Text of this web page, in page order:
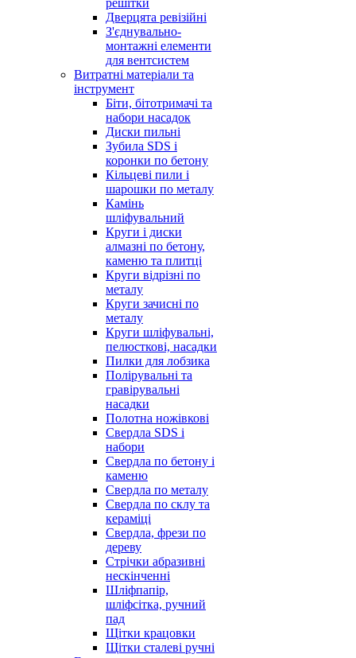
решітки
Дверцята ревізійні
З'єднувально-
монтажні елементи
для вентсистем
Витратні матеріали та
інструмент
Біти, бітотримачі та
набори насадок
Диски пильні
Зубила SDS і
коронки по бетону
Кільцеві пили і
шарошки по металу
Камінь
шліфувальний
Круги і диски
алмазні по бетону,
каменю та плитці
Круги відрізні по
металу
Круги зачисні по
металу
Круги шліфувальні,
пелюсткові, насадки
Пилки для лобзика
Полірувальні та
гравірувальні
насадки
Полотна ножівкові
Свердла SDS і
набори
Свердла по бетону і
каменю
Свердла по металу
Свердла по склу та
кераміці
Свердла, фрези по
дереву
Стрічки абразивні
нескінченні
Шліфпапір,
шліфсітка, ручний
пад
Щітки крацовки
Щітки сталеві ручні